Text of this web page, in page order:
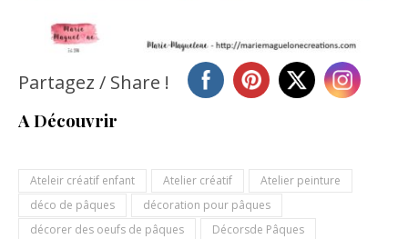
Partagez / Share !
A Découvrir
Ateleir créatif enfant Atelier créatif
Atelier peinture
déco de pâques
décoration pour pâques
décorer des oeufs de pâques
Décorsde Pâques